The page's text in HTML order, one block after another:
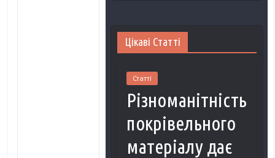
Цікаві Статті
Статті
Різноманітність
покрівельного
матеріалу дає